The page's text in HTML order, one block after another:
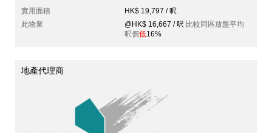
實用面積
HK$ 19,797 / 呎
此物業
@HK$ 16,667 / 呎 比較同區放盤平均
呎價低16%
地產代理商